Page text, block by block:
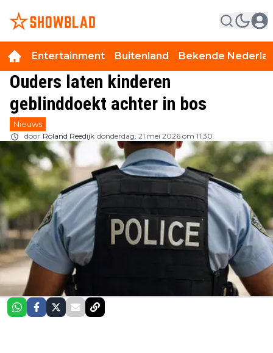
Entertainment Buitenland Bekende
Ouders laten kinderen
geblinddoekt achter in bos
Nieuws
door Roland Reedijk donderdag, 21 mei 2026 om 11:30